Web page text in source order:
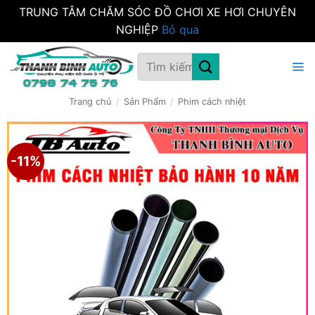
TRUNG TÂM CHĂM SÓC ĐỒ CHƠI XE HƠI CHUYÊN
NGHIỆP Bỏ qua
qua
Tìm
kiếm:
Trang chủ / Sản Phẩm / Phim cách nhiệt
-11%